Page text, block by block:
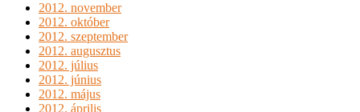
2012. november
2012. október
2012. szeptember
2012. augusztus
2012. július
2012. június
2012. május
2012. április